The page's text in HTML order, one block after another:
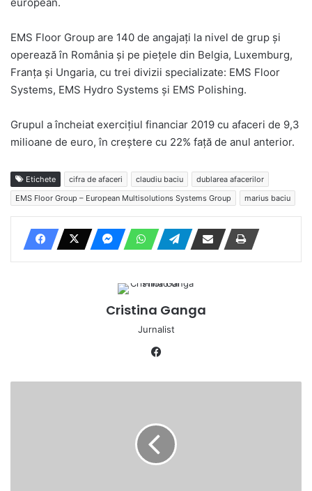
european.
EMS Floor Group are 140 de angajați la nivel de grup și
operează în România și pe piețele din Belgia, Luxemburg,
Franța și Ungaria, cu trei divizii specializate: EMS Floor
Systems, EMS Hydro Systems și EMS Polishing.
Grupul a încheiat exercițiul financiar 2019 cu afaceri de 9,3
milioane de euro, în creștere cu 22% față de anul anterior.
Etichete cifra de afaceri claudiu baciu
dublarea afacerilor
EMS Floor Group – European Multisolutions Systems Group
marius baciu
Cristina Ganga
Jurnalist